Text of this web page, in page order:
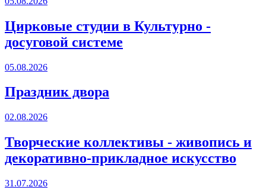
Цирковые студии в Культурно -
досуговой системе
05.08.2026
Праздник двора
02.08.2026
Творческие коллективы - живопись и
декоративно-прикладное искусство
31.07.2026